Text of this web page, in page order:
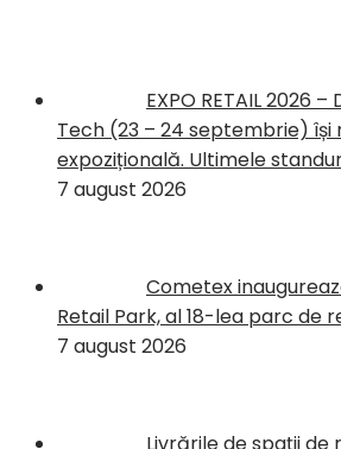
EXPO RETAIL 2026
Tech (23 – 24 septembrie)
expozițională. Ultimele
7 august 2026
Cometex
Retail Park, al 18-lea parc de
7 august 2026
Livrările de spații